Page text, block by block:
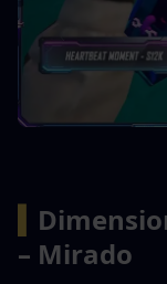
– Mirado